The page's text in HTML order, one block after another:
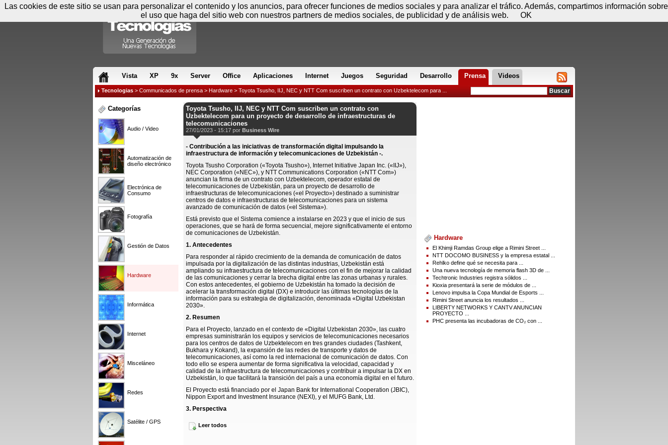
Vista XP 9x Server Office Aplicaciones Internet Juegos Seguridad Desarrollo Prensa Videos
Tecnologias > Communicados de prensa > Hardware > Toyota Tsusho, IIJ, NEC y NTT Com suscriben un contrato con Uzbektelecom para ...
Categorías
Audio / Video
Automatización de
diseño electrónico
Electrónica de
Consumo
Fotografía
Gestión de Datos
Hardware
Informática
Internet
Misceláneo
Redes
Satélite / GPS
Toyota Tsusho, IIJ, NEC y NTT Com suscriben un contrato con
Uzbektelecom para un proyecto de desarrollo de infraestructuras de
telecomunicaciones
27/01/2023 - 15:17 por Business Wire
- Contribución a las iniciativas de transformación digital impulsando la
infraestructura de información y telecomunicaciones de Uzbekistán -.
Toyota Tsusho Corporation («Toyota Tsusho»), Internet Initiative Japan Inc. («IIJ»),
NEC Corporation («NEC»), y NTT Communications Corporation («NTT Com»)
anuncian la firma de un contrato con Uzbektelecom, operador estatal de
telecomunicaciones de Uzbekistán, para un proyecto de desarrollo de
infraestructuras de telecomunicaciones («el Proyecto») destinado a suministrar
centros de datos e infraestructuras de telecomunicaciones para un sistema
avanzado de comunicación de datos («el Sistema»).
Está previsto que el Sistema comience a instalarse en 2023 y que el inicio de sus
operaciones, que se hará de forma secuencial, mejore significativamente el entorno
de comunicaciones de Uzbekistán.
1. Antecedentes
Para responder al rápido crecimiento de la demanda de comunicación de datos
impulsada por la digitalización de las distintas industrias, Uzbekistán está
ampliando su infraestructura de telecomunicaciones con el fin de mejorar la calidad
de las comunicaciones y cerrar la brecha digital entre las zonas urbanas y rurales.
Con estos antecedentes, el gobierno de Uzbekistán ha tomado la decisión de
acelerar la transformación digital (DX) e introducir las últimas tecnologías de la
información para su estrategia de digitalización, denominada «Digital Uzbekistan
2030».
2. Resumen
Para el Proyecto, lanzado en el contexto de «Digital Uzbekistan 2030», las cuatro
empresas suministrarán los equipos y servicios de telecomunicaciones necesarios
para los centros de datos de Uzbektelecom en tres grandes ciudades (Tashkent,
Bukhara y Kokand), la expansión de las redes de transporte y datos de
telecomunicaciones, así como la red internacional de comunicación de datos. Con
todo ello se espera aumentar de forma significativa la velocidad, capacidad y
calidad de la infraestructura de telecomunicaciones y contribuir a impulsar la DX en
Uzbekistán, lo que facilitará la transición del país a una economía digital en el futuro.
El Proyecto está financiado por el Japan Bank for International Cooperation (JBIC),
Nippon Export and Investment Insurance (NEXI), y el MUFG Bank, Ltd.
3. Perspectiva
A través del Proyecto, las cuatro empresas contribuirán a hacer realidad una
sociedad en la que todo resulte más cómodo y confortable, así como al desarrollo
Leer todos
Hardware
El Khimji Ramdas Group elige a Rimini Street ...
NTT DOCOMO BUSINESS y la empresa estatal ...
Rehlko define qué se necesita para ...
Una nueva tecnología de memoria flash 3D de ...
Techtronic Industries registra sólidos ...
Kioxia presentará la serie de módulos de ...
Lenovo impulsa la Copa Mundial de Esports ...
Rimini Street anuncia los resultados ...
LIBERTY NETWORKS Y CANTV ANUNCIAN
PROYECTO ...
PHC presenta las incubadoras de CO₂ con ...
Sábado 08 de agosto - 01:31 Registrar Conectar
Las cookies de este sitio se usan para personalizar el contenido y los anuncios, para ofrecer funciones de medios sociales y para analizar el tráfico. Además, compartimos información sobre
el uso que haga del sitio web con nuestros partners de medios sociales, de publicidad y de análisis web.
OK